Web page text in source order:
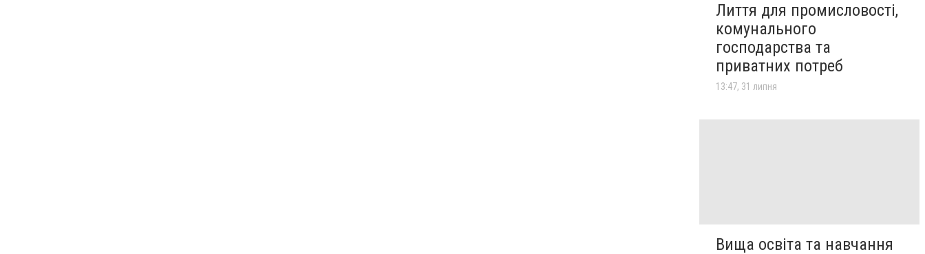
Лиття для промисловості,
комунального
господарства та
приватних потреб
13:47, 31 липня
Вища освіта та навчання